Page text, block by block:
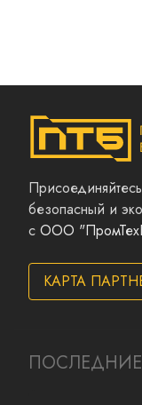
безопасный и
с ООО
КАРТА